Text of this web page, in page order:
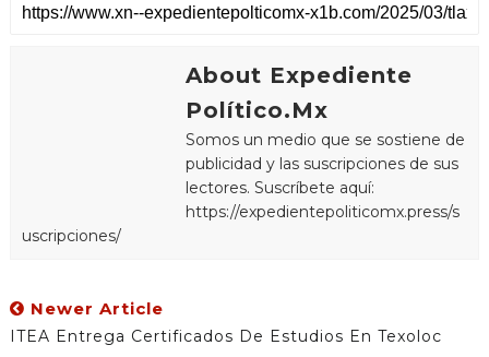
About Expediente
Político.Mx
Somos un medio que se sostiene de
publicidad y las suscripciones de sus
lectores. Suscríbete aquí:
https://expedientepoliticomx.press/s
uscripciones/
Newer Article
ITEA Entrega Certificados De Estudios En Texoloc